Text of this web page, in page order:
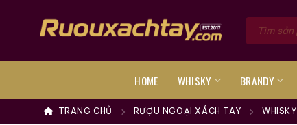
Tìm
kiếm
HOME WHISKY BRANDY
TRANG CHỦ RƯỢU NGOẠI XÁCH TAY WHISKY